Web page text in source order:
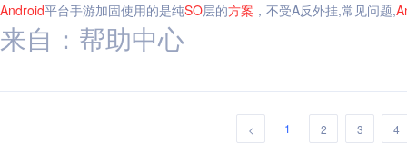
Android平台手游加固使用的是纯SO层的方案 ，不受A反外挂,常见问题,
来自：帮助中心
< 1 2 3 4